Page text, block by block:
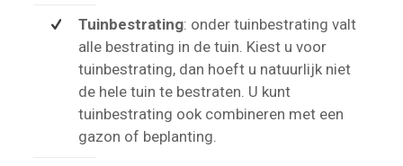
Tuinbestrating: onder tuinbestrating valt
alle bestrating in de tuin. Kiest u voor
tuinbestrating, dan hoeft u natuurlijk niet
de hele tuin te bestraten. U kunt
tuinbestrating ook combineren met een
gazon of beplanting.